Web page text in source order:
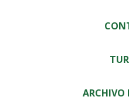
ARCHIVO